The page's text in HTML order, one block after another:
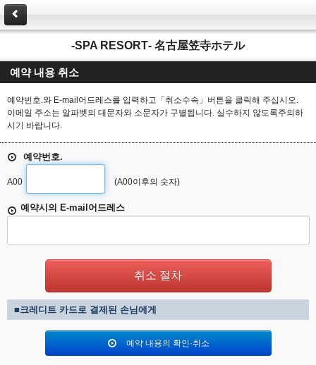
‐SPA RESORT‐ 名古屋笠寺ホテル
예약 내용 취소
예약번호.와 E-mail어드레스를 입력하고「취소수속」버튼을 클릭해 주십시오.
이메일 주소는 알파벳의 대문자와 소문자가 구별됩니다. 실수하지 않도록주의하
시기 바랍니다.
예약번호.
A00 (A00이후의 숫자)
예약시의 E-mail어드레스
■크레디트 카드로 결제된 손님에게
예약 내용의 확인·취소